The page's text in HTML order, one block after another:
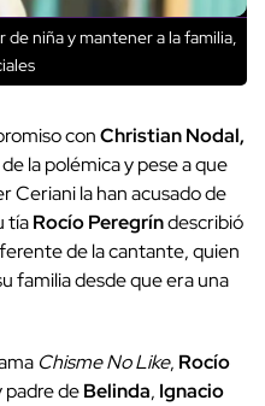
de niña y mantener a la familia,
conChristian Nodal,
la polémica y pese a que
Ceriani la han acusado de
tíaRocío Peregríndescribió
de la cantante, quien
familia desde que era una
Chisme No Like, Rocío
padre deBelinda, Ignacio